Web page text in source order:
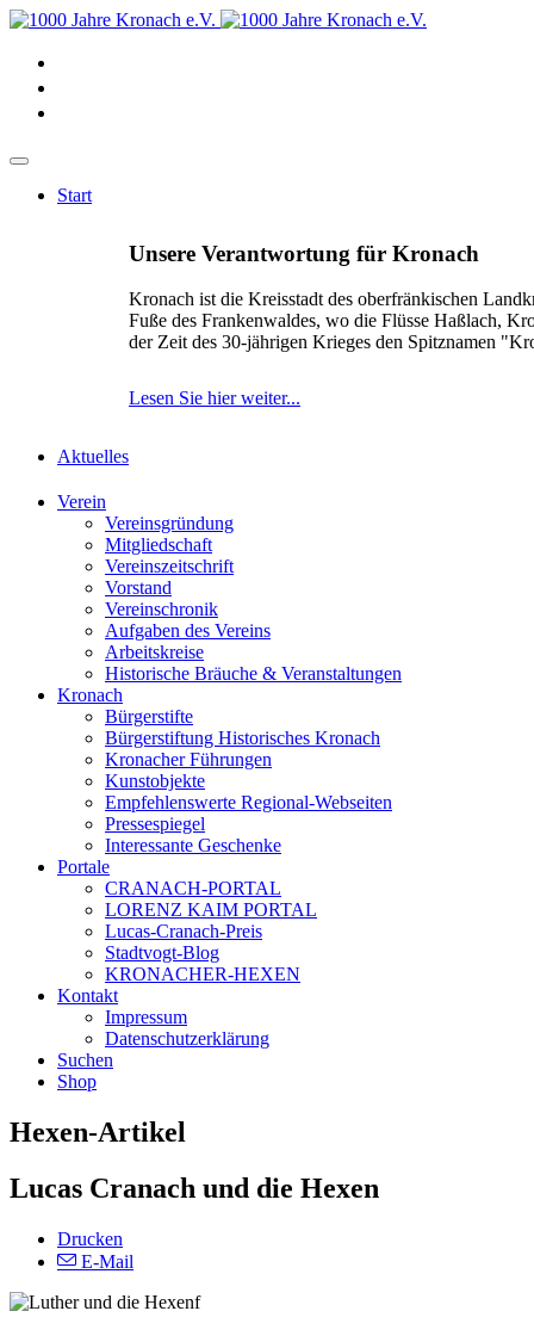
Start
Unsere Verantwortung für Kronach
Kronach ist die Kreisstadt des oberfränkischen
Fuße des Frankenwaldes, wo die Flüsse Haßlach,
der Zeit des 30-jährigen Krieges den Spitznamen
Lesen Sie hier weiter...
Aktuelles
Verein
Vereinsgründung
Mitgliedschaft
Vereinszeitschrift
Vorstand
Vereinschronik
Aufgaben des Vereins
Arbeitskreise
Historische Bräuche & Veranstaltungen
Kronach
Bürgerstifte
Bürgerstiftung Historisches Kronach
Kronacher Führungen
Kunstobjekte
Empfehlenswerte Regional-Webseiten
Pressespiegel
Interessante Geschenke
Portale
CRANACH-PORTAL
LORENZ KAIM PORTAL
Lucas-Cranach-Preis
Stadtvogt-Blog
KRONACHER-HEXEN
Kontakt
Impressum
Datenschutzerklärung
Suchen
Shop
Hexen-Artikel
Lucas Cranach und die Hexen
Drucken
E-Mail